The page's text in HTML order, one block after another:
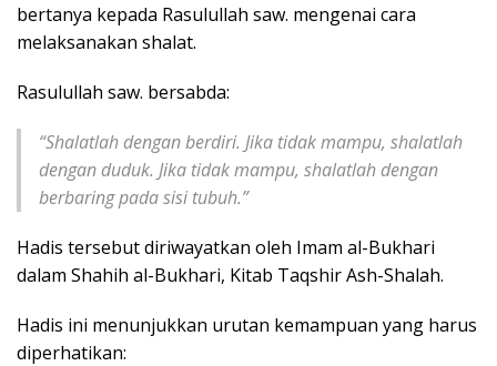
bertanya kepada Rasulullah saw. mengenai cara
melaksanakan shalat.
Rasulullah saw. bersabda:
“Shalatlah dengan berdiri. Jika tidak mampu, shalatlah
dengan duduk. Jika tidak mampu, shalatlah dengan
berbaring pada sisi tubuh.”
Hadis tersebut diriwayatkan oleh Imam al-Bukhari
dalam Shahih al-Bukhari, Kitab Taqshir Ash-Shalah.
Hadis ini menunjukkan urutan kemampuan yang harus
diperhatikan: